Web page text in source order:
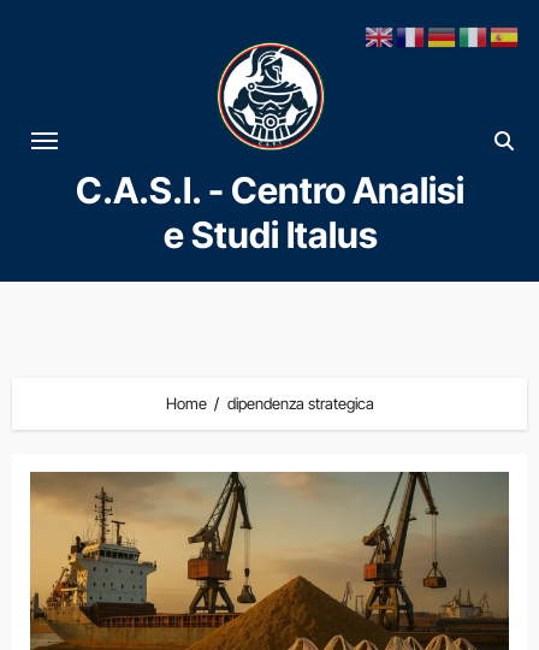
al
contenuto
C.A.S.I. - Centro Analisi
e Studi Italus
Home dipendenza strategica